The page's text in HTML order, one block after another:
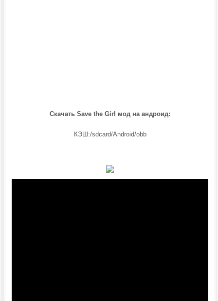
Скачать Save the Girl мод на андроид:
КЭШ:/sdcard/Android/obb